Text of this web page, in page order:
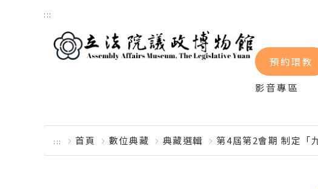
跳到主要內容區塊
:::
預約環教
影音專區
::: 首頁 數位典藏 典藏選輯 第4屆第2會期 制定「